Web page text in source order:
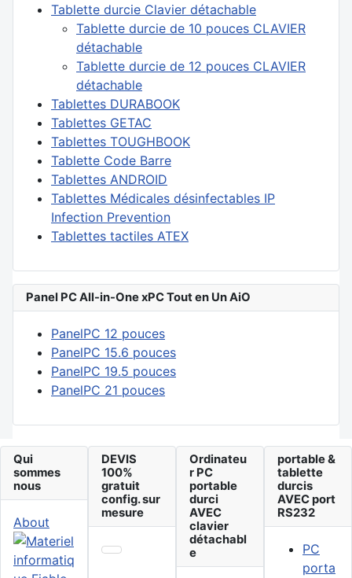
Tablette durcie Clavier détachable
Tablette durcie de 10 pouces CLAVIER
détachable
Tablette durcie de 12 pouces CLAVIER
détachable
Tablettes DURABOOK
Tablettes GETAC
Tablettes TOUGHBOOK
Tablette Code Barre
Tablettes ANDROID
Tablettes Médicales désinfectables IP
Infection Prevention
Tablettes tactiles ATEX
Panel PC All-in-One xPC Tout en Un AiO
PanelPC 12 pouces
PanelPC 15.6 pouces
PanelPC 19.5 pouces
PanelPC 21 pouces
Qui
sommes
nous
About
DEVIS
100%
gratuit
config. sur
mesure
Ordinateu
r PC
portable
durci
AVEC
clavier
détachabl
e
portable &
tablette
durcis
AVEC port
RS232
PC
porta